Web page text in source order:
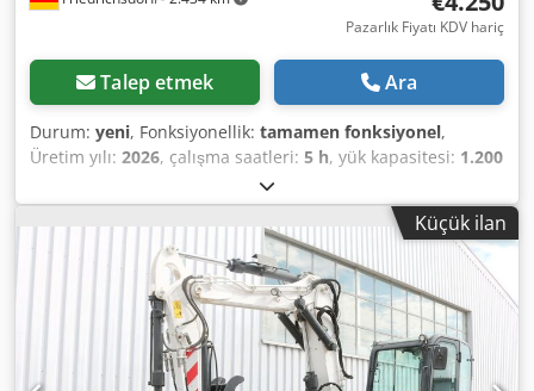
Pazarlık Fiyatı KDV hariç
Talep etmek Ara
Durum: yeni, Fonksiyonellik: tamamen fonksiyonel,
Üretim yılı: 2026, çalışma saatleri: 5 h, yük kapasitesi: 1.200
3.200 mm
direk tipi:dupleks, inşaat yüksekliği:2.150 mm, çatalların
, boş ağırlık:
, toplam uzunluk:
1.710 mm
, çekiş tipi:Elektro, inşaat genişliği: 800 mm,
Yükseltici istifleyici Yük merkezi: 600 Çatal genişliği: 180
mm Çatal kalınlığı: 60 mm Direk tipi: Duplex Durum: Yeni
cihaz Cedpfx Aey Uz Sqjh Esrf Teknik durum: Yeni Ön lastik
tipi: Poliüretan Ön lastik durumu: %80 - 100 Arka lastik tipi:
Poliüretan Arka lastik durumu: %80 - 100 Batarya voltajı:
Küçük ilan